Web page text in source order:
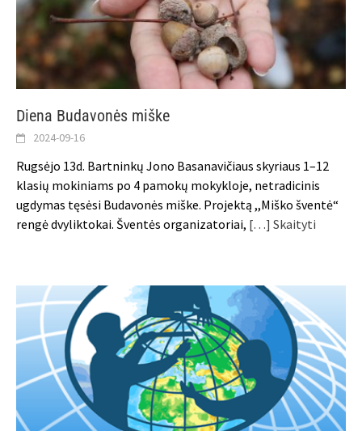
Diena Budavonės miške
2024-09-16
Rugsėjo 13d. Bartninkų Jono Basanavičiaus skyriaus 1–12
klasių mokiniams po 4 pamokų mokykloje, netradicinis
ugdymas tęsėsi Budavonės miške. Projektą ,,Miško šventė“
rengė dvyliktokai. Šventės organizatoriai, […] Skaityti